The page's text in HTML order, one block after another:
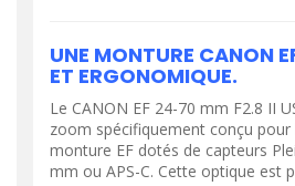
UNE MONTURE CANON
ET ERGONOMIQUE.
Le CANON EF 24-70 mm F2.8 II
zoom spécifiquement conçu pour
monture EF dotés de capteurs
mm ou APS-C. Cette optique est